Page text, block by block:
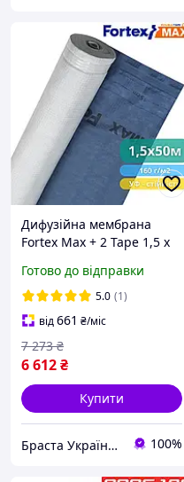
Дифузійна мембрана
Fortex Max + 2 Tape 1,5 х
синьо-сіра, тришарова -
дах, фасад, гідроізоляція,
паропроникн
Готово до відправки
5.0 (1)
від661 ₴/міс
6 612₴
7 273 ₴
Купити
Браста Україна ТОВ 100%